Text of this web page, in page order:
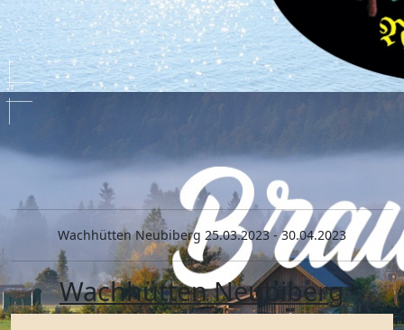
Wachhütten Neubiberg 25.03.2023 - 30.04.2023
Wachhütten Neubiberg